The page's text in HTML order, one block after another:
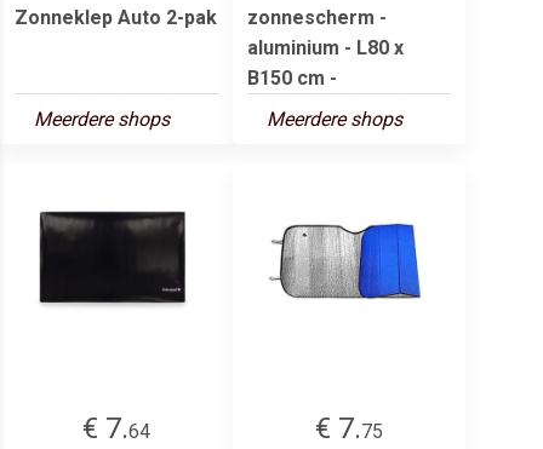
Zonneklep Auto 2-pak
Meerdere shops
zonnescherm -
aluminium - L80 x
B150 cm -
Meerdere shops
€ 7.64
€ 7.75